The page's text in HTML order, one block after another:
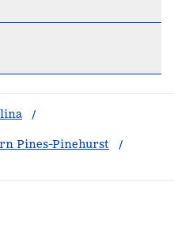
/
Pines-Pinehurst
/